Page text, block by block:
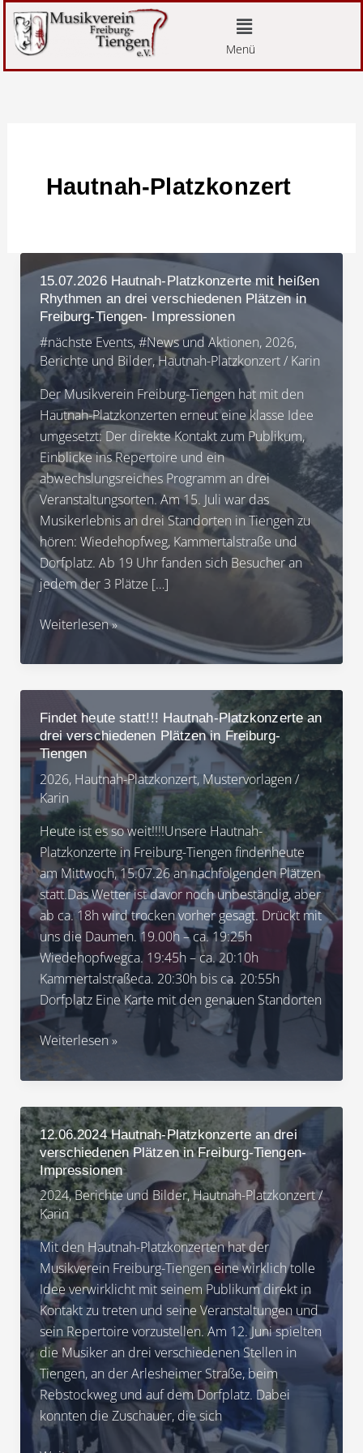
Zum
Inhalt
springen
Menü
Menü
Hautnah-Platzkonzert
15.07.2026 Hautnah-Platzkonzerte mit heißen
Rhythmen an drei verschiedenen Plätzen in
Freiburg-Tiengen- Impressionen
#nächste Events,#News und Aktionen, 2026,
Berichte und Bilder,Hautnah-Platzkonzert/ Karin
Der Musikverein Freiburg-Tiengen hat mit den
Hautnah-Platzkonzerten erneut eine klasse Idee
umgesetzt: Der direkte Kontakt zum Publikum,
Einblicke ins Repertoire und ein
abwechslungsreiches Programm an drei
Veranstaltungsorten. Am 15. Juli war das
Musikerlebnis an drei Standorten in Tiengen zu
hören: Wiedehopfweg, Kammertalstraße und
Dorfplatz. Ab 19 Uhr fanden sich Besucher an
jedem der 3 Plätze […]
15.07.2026
Platzkonzerte
mit
heißen
Rhythmen
an
drei
verschiedenen
Plätzen
in
Freiburg-
Tiengen-
Impressionen
Weiterlesen »
Findet heute statt!!! Hautnah-Platzkonzerte an
drei verschiedenen Plätzen in Freiburg-
Tiengen
2026, Hautnah-Platzkonzert, Mustervorlagen/
Karin
Heute ist es so weit!!!!Unsere Hautnah-
Platzkonzerte in Freiburg-Tiengen findenheute
am Mittwoch, 15.07.26 an nachfolgenden Plätzen
statt.Das Wetter ist davor noch unbeständig, aber
ab ca. 18h wird trocken vorher gesagt. Drückt mit
uns die Daumen. 19.00h – ca. 19:25h
Wiedehopfwegca. 19:45h – ca. 20:10h
Kammertalstraßeca. 20:30h bis ca. 20:55h
Dorfplatz Eine Karte mit den genauen Standorten
Findet
statt!!!
Hautnah-
Platzkonzerte
an
drei
verschiedenen
Plätzen
in
Freiburg-
Tiengen
Weiterlesen »
12.06.2024 Hautnah-Platzkonzerte an drei
verschiedenen Plätzen in Freiburg-Tiengen-
Impressionen
2024,Berichte und Bilder,Hautnah-Platzkonzert/
Karin
Mit den Hautnah-Platzkonzerten hat der
Musikverein Freiburg-Tiengen eine wirklich tolle
Idee verwirklicht mit seinem Publikum direkt in
Kontakt zu treten und seine Veranstaltungen und
sein Repertoire vorzustellen. Am 12. Juni spielten
die Musiker an drei verschiedenen Stellen in
Tiengen, an der Arlesheimer Straße, beim
Rebstockweg und auf dem Dorfplatz. Dabei
konnten die Zuschauer, die sich